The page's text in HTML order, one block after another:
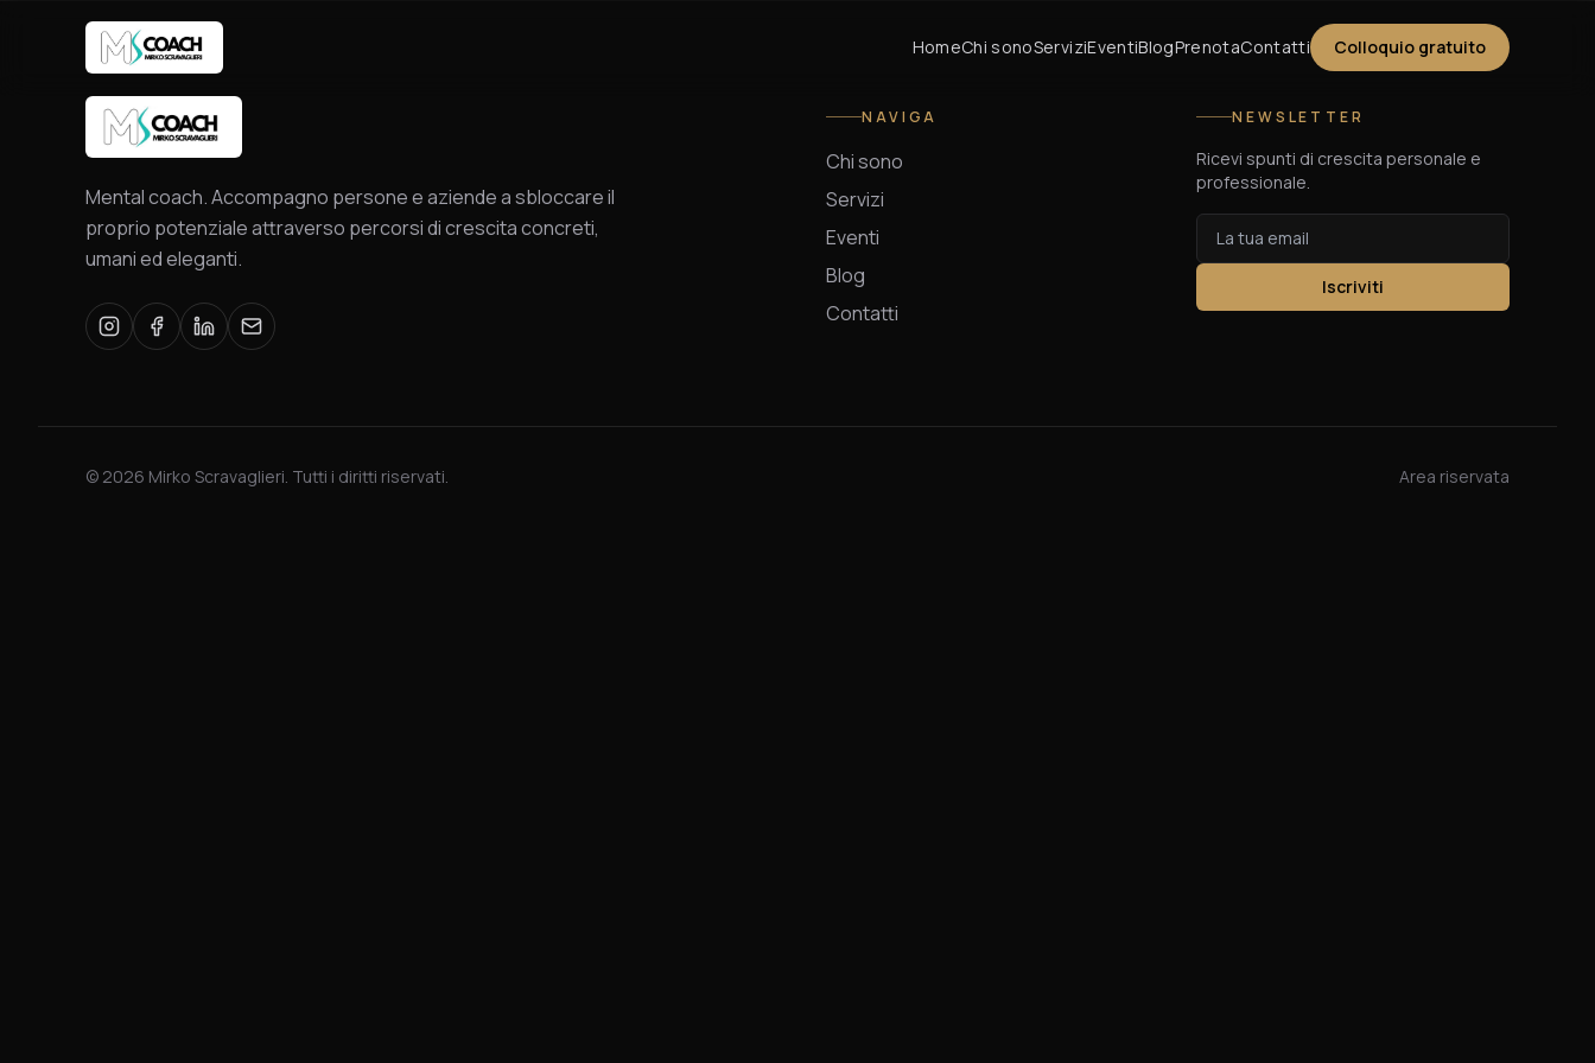
HomeChi sonoServiziEventiBlogPrenotaContatti Colloquio gratuito
Mental coach. Accompagno persone e aziende a sbloccare il
proprio potenziale attraverso percorsi di crescita concreti,
umani ed eleganti.
NAVIGA
Chi sono
Servizi
Eventi
Blog
Contatti
NEWSLETTER
Ricevi spunti di crescita personale e
professionale.
Iscriviti
© 2026 Mirko Scravaglieri. Tutti i diritti riservati. Area riservata